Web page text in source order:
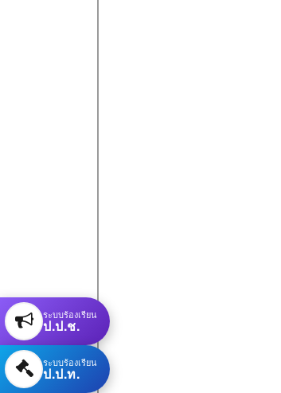
ระบบร้องเรียน
ป.ป.ช.
ระบบร้องเรียน
ป.ป.ท.